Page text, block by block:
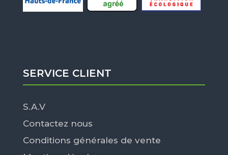
SERVICE CLIENT
S.A.V
Contactez nous
Conditions générales de vente